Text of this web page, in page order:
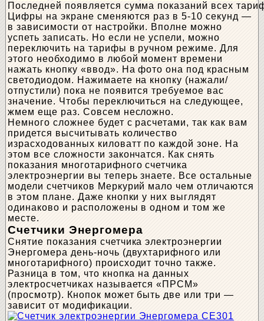
Последней появляется сумма показаний всех
Цифры на экране сменяются раз в 5-10 секунд —
в зависимости от настройки. Вполне можно
успеть записать. Но если не успели, можно
переключить на тарифы в ручном режиме. Для
этого необходимо в любой момент времени
нажать кнопку «ввод». На фото она под красным
светодиодом. Нажимаете на кнопку (нажали/
отпустили) пока не появится требуемое вас
значение. Чтобы переключиться на следующее,
жмем еще раз. Совсем несложно.
Немного сложнее будет с расчетами, так как вам
придется высчитывать количество
израсходованных киловатт по каждой зоне. На
этом все сложности закончатся. Как снять
показания многотарифного счетчика
электроэнергии вы теперь знаете. Все остальные
модели счетчиков Меркурий мало чем отличаются
в этом плане. Даже кнопки у них выглядят
одинаково и расположены в одном и том же
месте.
Счетчики Энергомера
Снятие показания счетчика электроэнергии
Энергомера день-ночь (двухтарифного или
многотарифного) происходит точно также.
Разница в том, что кнопка на данных
электросчетчиках называется «ПРСМ»
(просмотр). Кнопок может быть две или три —
зависит от модификации.